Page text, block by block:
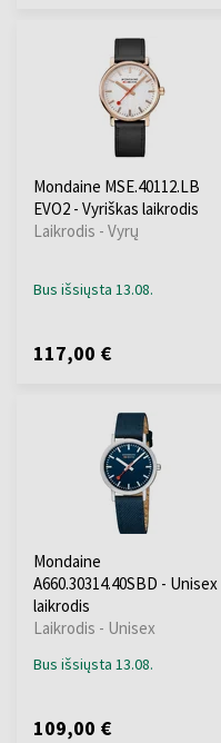
Mondaine MSE.40112.LB
EVO2 - Vyriškas laikrodis
Laikrodis - Vyrų
Bus išsiųsta 13.08.
117,00 €
Mondaine
A660.30314.40SBD - Unisex
laikrodis
Laikrodis - Unisex
Bus išsiųsta 13.08.
109,00 €